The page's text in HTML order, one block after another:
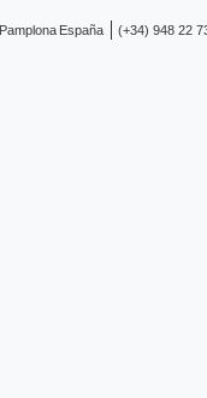
Pamplona España (+34) 948 22